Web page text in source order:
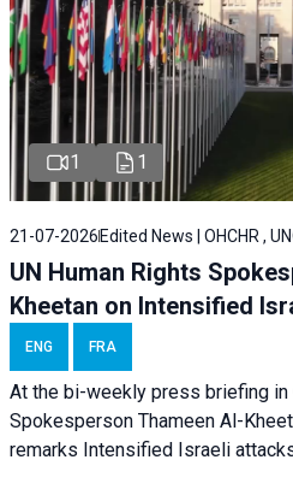
1 1
21-07-2026 Edited News | OHCHR ,
UN Human Rights
Kheetan on Intensified
ENG FRA
At the bi-weekly press briefing in
Spokesperson Thameen Al-
remarks Intensified Israeli